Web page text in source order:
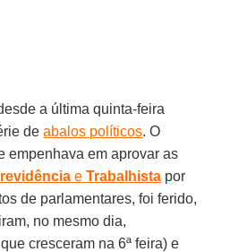
a última quinta-feira
deabalos políticos. O
empenhava em aprovar as
eTrabalhista por
de parlamentares, foi ferido,
no mesmo dia,
cresceram na 6ª feira) e